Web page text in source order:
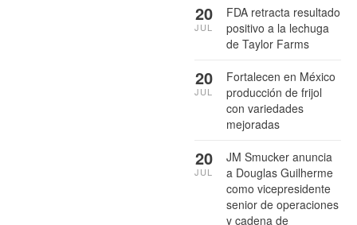
FDA retracta resultado
positivo a la lechuga
de Taylor Farms
20
JUL
Fortalecen en México
producción de frijol
con variedades
mejoradas
20
JUL
JM Smucker anuncia
a Douglas Guilherme
como vicepresidente
senior de operaciones
y cadena de
20
JUL